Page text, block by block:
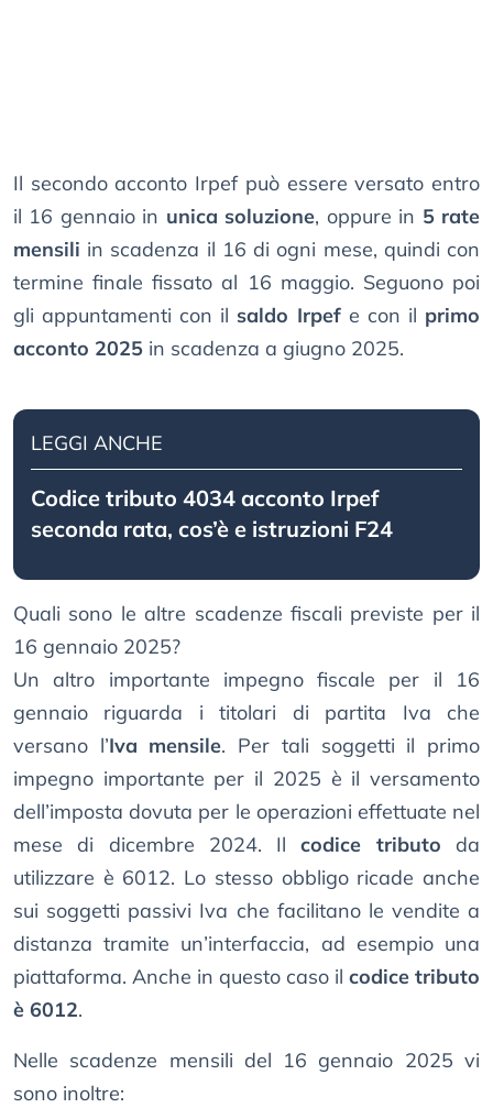
Il secondo acconto Irpef può essere versato entro
il 16 gennaio in unica soluzione, oppure in 5 rate
mensili in scadenza il 16 di ogni mese, quindi con
termine finale fissato al 16 maggio. Seguono poi
gli appuntamenti con il saldo Irpefe con il primo
acconto 2025 in scadenza a giugno 2025.
LEGGI ANCHE
Codice tributo 4034 acconto Irpef
seconda rata, cos’è e istruzioni F24
Quali sono le altre scadenze fiscali previste per il
16 gennaio 2025?
Un altro importante impegno fiscale per il 16
gennaio riguarda i titolari di partita Iva che
versano l’Iva mensile. Per tali soggetti il primo
impegno importante per il 2025 è il versamento
dell’imposta dovuta per le operazioni effettuate nel
mese di dicembre 2024. Ilcodice tributo da
utilizzare è 6012. Lo stesso obbligo ricade anche
sui soggetti passivi Iva che facilitano le vendite a
distanza tramite un’interfaccia, ad esempio una
piattaforma. Anche in questo caso il codice tributo
è 6012.
Nelle scadenze mensili del 16 gennaio 2025 vi
sono inoltre: